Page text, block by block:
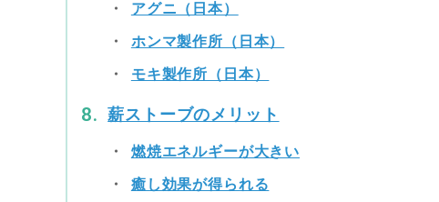
アグニ（日本）
ホンマ製作所（日本）
モキ製作所（日本）
薪ストーブのメリット
燃焼エネルギーが大きい
癒し効果が得られる